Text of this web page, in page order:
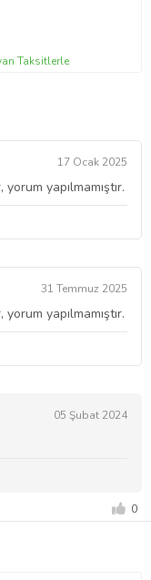
Taksitlerle
17 Ocak 2025
yapılmamıştır.
31 Temmuz 2025
yapılmamıştır.
05 Şubat 2024
0